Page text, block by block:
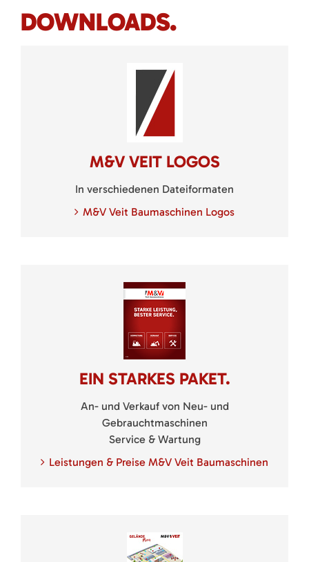
DOWNLOADS.
M&V VEIT LOGOS
In verschiedenen Dateiformaten
M&V Veit Baumaschinen Logos
EIN STARKES PAKET.
An- und Verkauf von Neu- und
Gebrauchtmaschinen
Service & Wartung
Leistungen & Preise M&V Veit Baumaschinen